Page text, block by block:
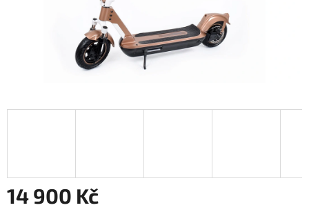
14 900 Kč